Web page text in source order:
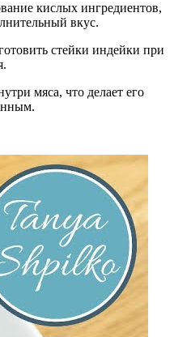
кислых ингредиентов,
вкус.
стейки индейки при
мяса, что делает его